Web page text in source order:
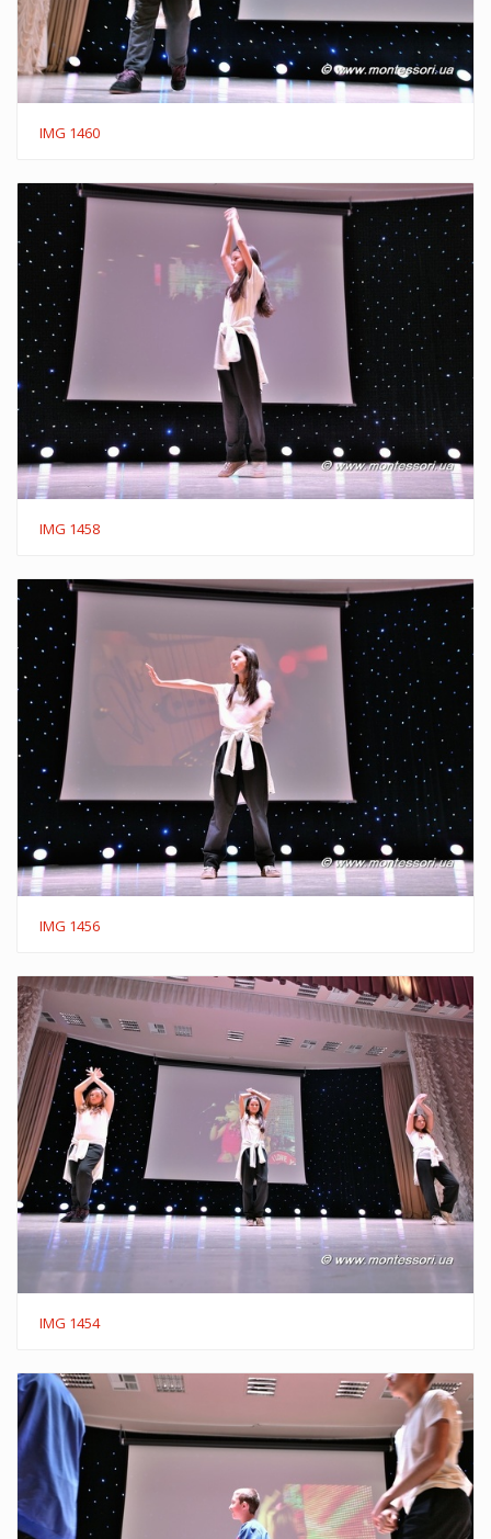
IMG 1460
IMG 1458
IMG 1456
IMG 1454